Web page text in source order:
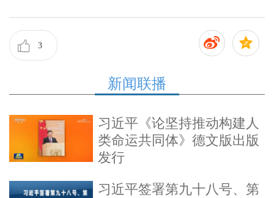
3
新闻联播
习近平《论坚持推动构建人
类命运共同体》德文版出版
发行
习近平签署第九十八号、第